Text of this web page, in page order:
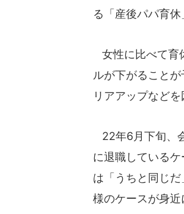
る「産後パパ育休
女性に比べて育
ルが下がること
リアアップなど
22年6月下旬、
に退職している
は「うちと同じ
様のケースが身近